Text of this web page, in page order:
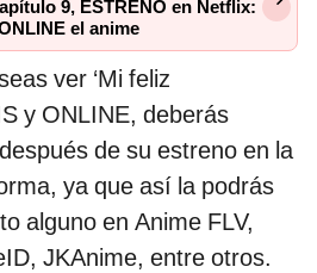
9, ESTRENO en Netflix:
el anime
ver ‘Mi feliz
y ONLINE, deberás
de su estreno en la
ya que así la podrás
alguno en Anime FLV,
JKAnime, entre otros.